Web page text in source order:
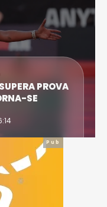
PROVA
SE
Pub